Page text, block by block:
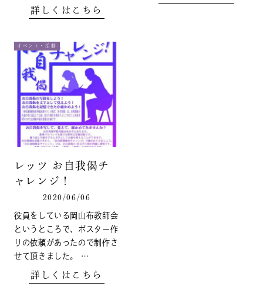
詳しくはこちら
イベント・活動
レッツ お自我偈チ
ャレンジ！
2020/06/06
役員をしている岡山布教師会
というところで、ポスター作
りの依頼があったので制作さ
せて頂きました。 …
詳しくはこちら